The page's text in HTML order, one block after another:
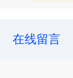
在线留言